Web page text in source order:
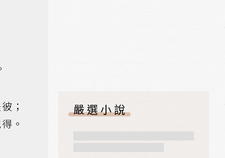
；
。
嚴選小說